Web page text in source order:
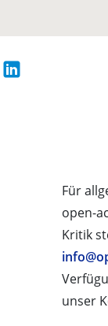
Für
open-
Kritik
unser